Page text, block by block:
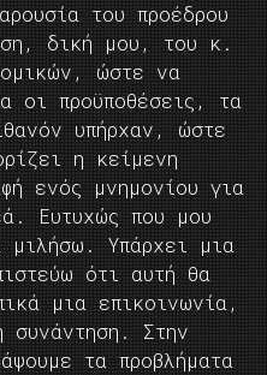
του προέδρου
δική μου, του κ.
ώστε να
οι προϋποθέσεις, τα
υπήρχαν, ώστε
η κείμενη
ενός μνημονίου για
Ευτυχώς που μου
μιλήσω. Υπάρχει μια
ότι αυτή θα
μια επικοινωνία,
συνάντηση. Στην
τα προβλήματα